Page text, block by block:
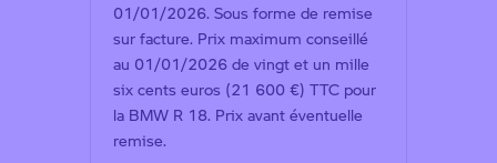
01/01/2026. Sous forme de remise
sur facture. Prix maximum conseillé
au 01/01/2026 de vingt et un mille
six cents euros (21 600 €) TTC pour
la BMW R 18. Prix avant éventuelle
remise.